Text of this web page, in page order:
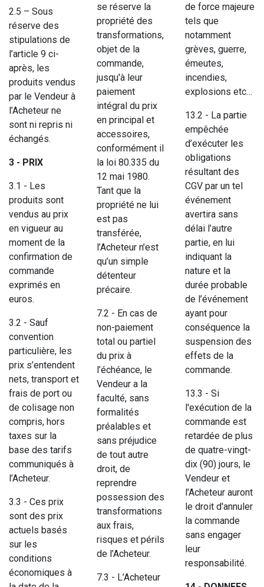
2.5 – Sous
réserve des
stipulations de
l’article 9 ci-
après, les
produits vendus
par le Vendeur à
l’Acheteur ne
sont ni repris ni
échangés.
3 - PRIX
3.1 - Les
produits sont
vendus au prix
en vigueur au
moment de la
confirmation de
commande
exprimés en
euros.
3.2 - Sauf
convention
particulière, les
prix s’entendent
nets, transport et
frais de port ou
de colisage non
compris, hors
taxes sur la
base des tarifs
communiqués à
l’Acheteur.
3.3 - Ces prix
sont des prix
actuels basés
sur les
conditions
économiques à
se réserve la
propriété des
transformations,
objet de la
commande,
jusqu'à leur
paiement
intégral du prix
en principal et
accessoires,
conformément il
la loi 80.335 du
12 mai 1980.
Tant que la
propriété ne lui
est pas
transférée,
l’Acheteur n’est
qu’un simple
détenteur
précaire.
7.2 - En cas de
non-paiement
total ou partiel
du prix à
l’échéance, le
Vendeur a la
faculté, sans
formalités
préalables et
sans préjudice
de tout autre
droit, de
reprendre
possession des
transformations
aux frais,
risques et périls
de l’Acheteur.
7.3 - L’Acheteur
de force majeure
tels que
notamment
grèves, guerre,
émeutes,
incendies,
explosions etc…
13.2 - La partie
empêchée
d’exécuter les
obligations
résultant des
CGV par un tel
événement
avertira sans
délai l’autre
partie, en lui
indiquant la
nature et la
durée probable
de l’événement
ayant pour
conséquence la
suspension des
effets de la
commande.
13.3 - Si
l'exécution de la
commande est
retardée de plus
de quatre-vingt-
dix (90) jours, le
Vendeur et
l’Acheteur auront
le droit d'annuler
la commande
sans engager
leur
responsabilité.